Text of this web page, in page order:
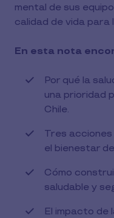
mental de sus
calidad de vida para
En esta nota
Por qué la
una prioridad
Chile.
Tres
el bienestar
Cómo
saludable y
El impacto de